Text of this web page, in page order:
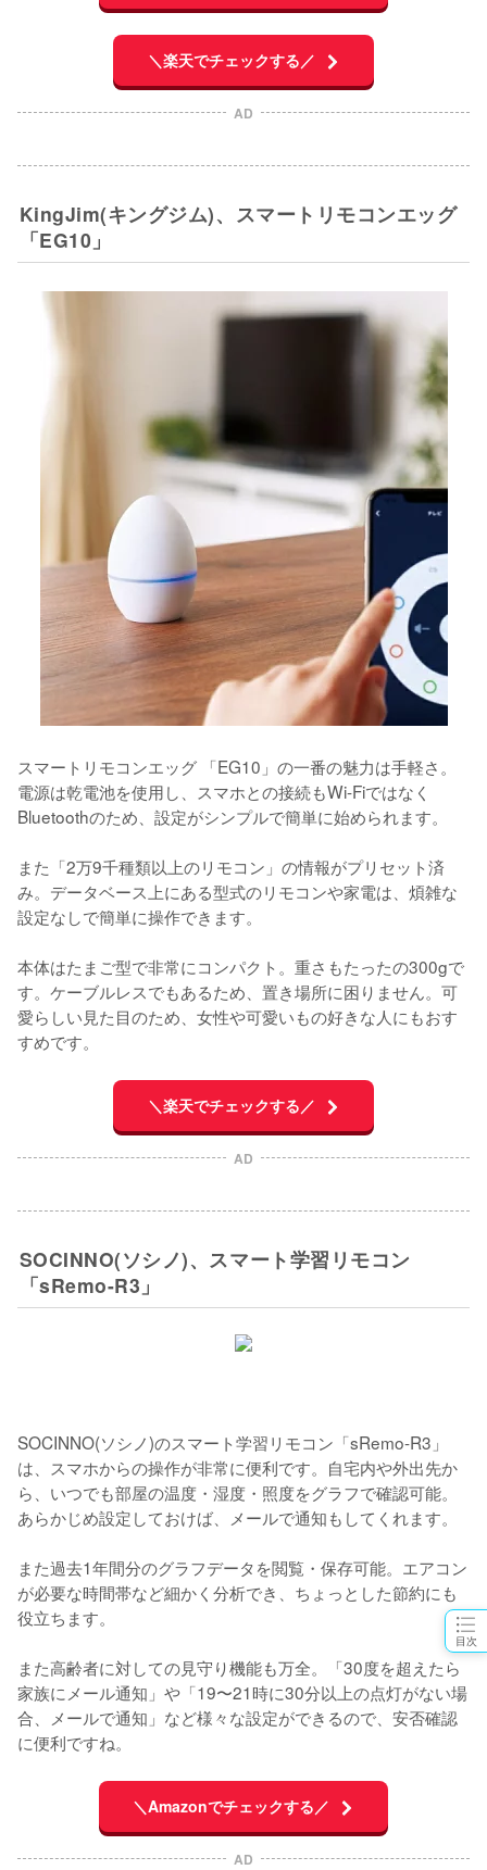
目次
＼楽天でチェックする／
AD
KingJim(キングジム)、スマートリモコンエッグ
「EG10」
スマートリモコンエッグ 「EG10」の一番の魅力は手軽さ。
電源は乾電池を使用し、スマホとの接続もWi-Fiではなく
Bluetoothのため、設定がシンプルで簡単に始められます。
また「2万9千種類以上のリモコン」の情報がプリセット済
み。データベース上にある型式のリモコンや家電は、煩雑な
設定なしで簡単に操作できます。
本体はたまご型で非常にコンパクト。重さもたったの300gで
す。ケーブルレスでもあるため、置き場所に困りません。可
愛らしい見た目のため、女性や可愛いもの好きな人にもおす
すめです。
＼楽天でチェックする／
AD
SOCINNO(ソシノ)、スマート学習リモコン
「sRemo-R3」
SOCINNO(ソシノ)のスマート学習リモコン「sRemo-R3」
は、スマホからの操作が非常に便利です。自宅内や外出先か
ら、いつでも部屋の温度・湿度・照度をグラフで確認可能。
あらかじめ設定しておけば、メールで通知もしてくれます。
また過去1年間分のグラフデータを閲覧・保存可能。エアコン
が必要な時間帯など細かく分析でき、ちょっとした節約にも
役立ちます。
また高齢者に対しての見守り機能も万全。「30度を超えたら
家族にメール通知」や「19〜21時に30分以上の点灯がない場
合、メールで通知」など様々な設定ができるので、安否確認
に便利ですね。
＼Amazonでチェックする／
AD